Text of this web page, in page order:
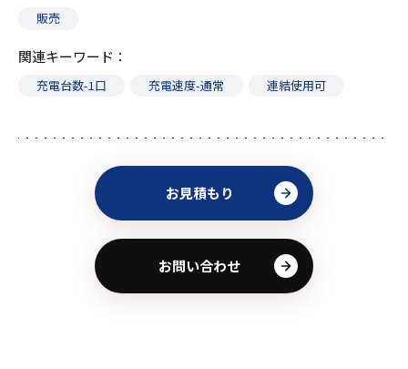
販売
関連キーワード
充電台数-1口 充電速度-通常 連結使用可
お見積もり
お問い合わせ